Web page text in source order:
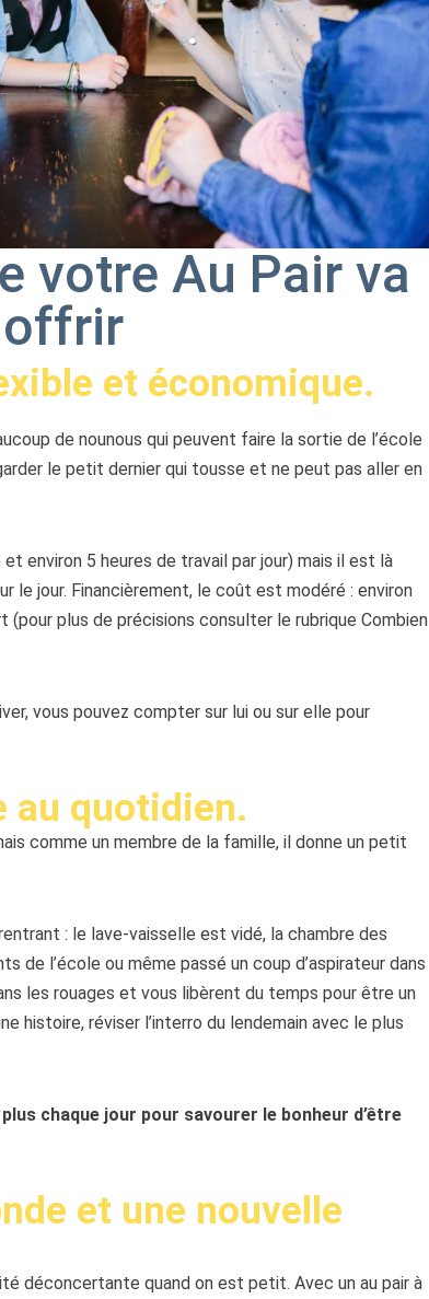
votre Au Pair va
et économique.
de nounous qui peuvent faire la sortie de l’école
le petit dernier qui tousse et ne peut pas aller en
environ 5 heures de travail par jour) mais il est là
le jour. Financièrement, le coût est modéré : environ
plus de précisions consulter le rubrique Combien
vous pouvez compter sur lui ou sur elle pour
au quotidien.
comme un membre de la famille, il donne un petit
: le lave-vaisselle est vidé, la chambre des
de l’école ou même passé un coup d’aspirateur dans
les rouages et vous libèrent du temps pour être un
histoire, réviser l’interro du lendemain avec le plus
chaque jour pour savourer le bonheur d’être
et une nouvelle
déconcertante quand on est petit. Avec un au pair à